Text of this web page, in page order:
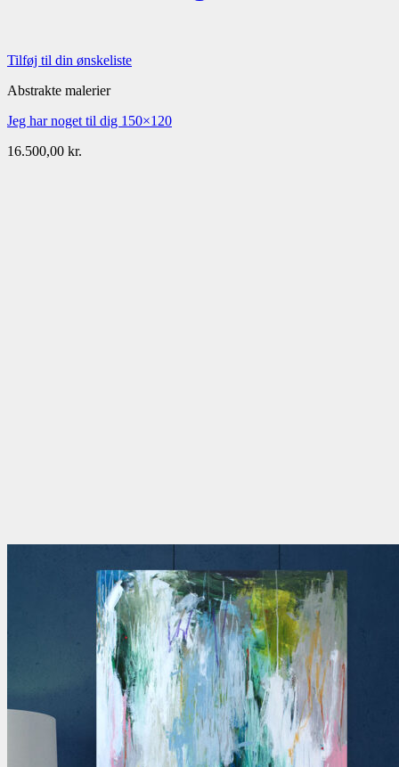
Tilføj til din ønskeliste
Abstrakte malerier
Jeg har noget til dig 150×120
16.500,00 kr.